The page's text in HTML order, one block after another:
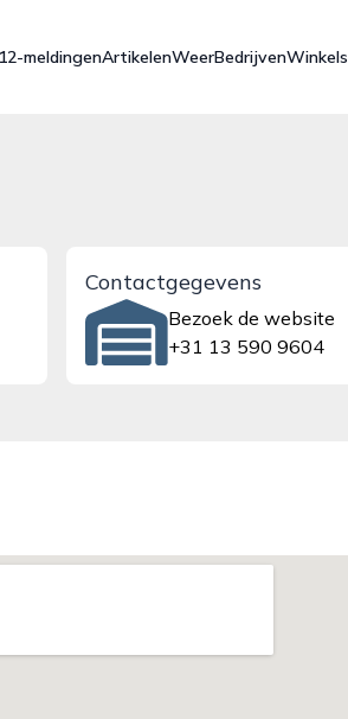
meldingenArtikelenWeerBedrijvenWinkels
Contactgegevens
Bezoek de website
+31 13 590 9604